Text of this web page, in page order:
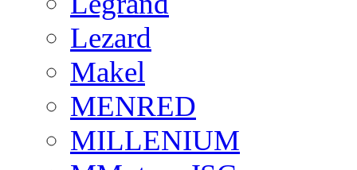
Lezard
Makel
MENRED
MILLENIUM